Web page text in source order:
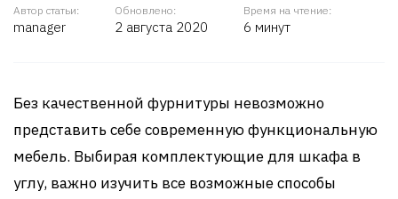
Автор статьи:
manager
Обновлено:
2 августа 2020
Время на чтение:
6 минут
Без качественной фурнитуры невозможно
представить себе современную функциональную
мебель. Выбирая комплектующие для шкафа в
углу, важно изучить все возможные способы